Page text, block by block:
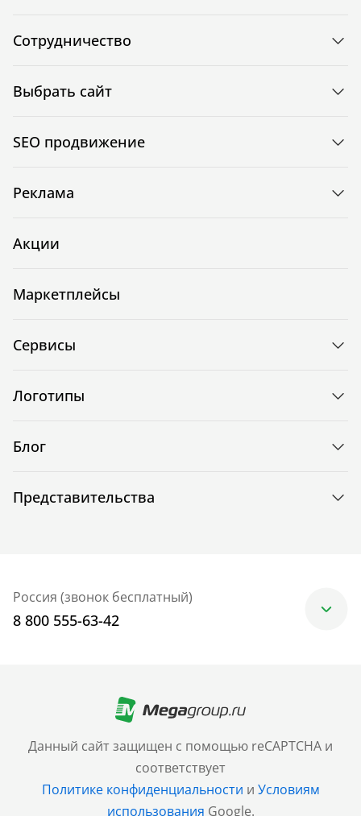
Данный сайт защищен с помощью reCAPTCHA и
соответствует
Политике конфиденциальности и Условиям
использования Google.
Сотрудничество
Выбрать сайт
SEO продвижение
Реклама
Акции
Маркетплейсы
Сервисы
Логотипы
Блог
Представительства
Россия (звонок бесплатный)
8 800 555-63-42
+7 (499) 705-30-10
Санкт-Петербург
+7 (812) 600-77-33
Барнаул